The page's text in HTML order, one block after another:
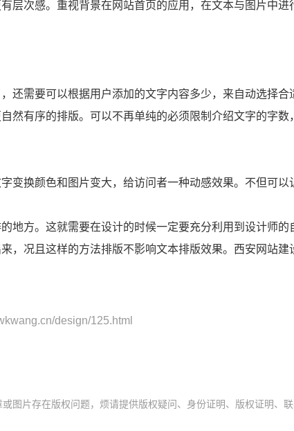
层次感。重视背景在网站首页的应用，在文本与图片中
然有序的排版。可以不再单纯的必须限制介绍文字的字数
字变换颜色和图片变大，给访问者一种动感效果。不但可
，况且这样的方法排版不影响文本排版效果。西安 网站建
design/125.html
图片存在版权问题，烦请提供版权疑问、身份证明、版权证明、